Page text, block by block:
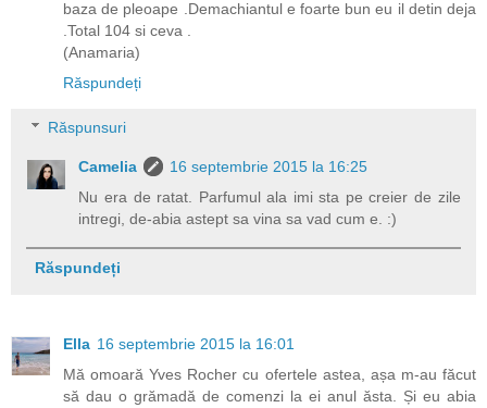
baza de pleoape .Demachiantul e foarte bun eu il detin deja
.Total 104 si ceva .
(Anamaria)
Răspundeți
Răspunsuri
Camelia
16 septembrie 2015 la 16:25
Nu era de ratat. Parfumul ala imi sta pe creier de zile
intregi, de-abia astept sa vina sa vad cum e. :)
Răspundeți
Ella 16 septembrie 2015 la 16:01
Mă omoară Yves Rocher cu ofertele astea, așa m-au făcut
să dau o grămadă de comenzi la ei anul ăsta. Și eu abia